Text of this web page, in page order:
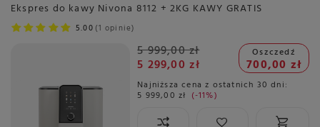
Ekspres do kawy Nivona 8112 + 2KG KAWY GRATIS
5.00 1 opinie
5 999,00 zł
5 299,00 zł
Oszczedź
700,00 zł
Najniższa cena z ostatnich 30 dni:
5 999,00 zł -11%